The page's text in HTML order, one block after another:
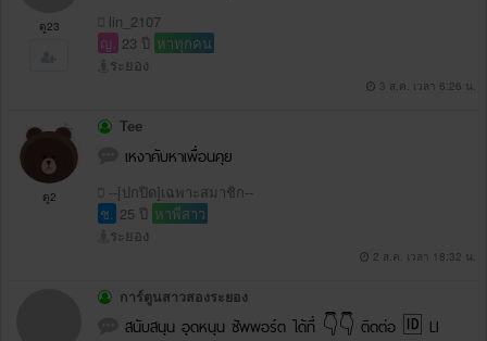
ดู23
lin_2107
ญ. 23 ปี หาทุกคน
ระยอง
3 ส.ค. เวลา 6:26 น.
ดู2
Tee
เหงาคับหาเพื่อนคุย
--[ปกปิด]เฉพาะสมาชิก--
ช. 25 ปี หาพี่สาว
ระยอง
2 ส.ค. เวลา 18:32 น.
การ์ตูนสาวสองระยอง
สนับสนุน อุดหนุน ซัพพอร์ต ได้ที่ 👇👇 ติดต่อ 🆔 LI